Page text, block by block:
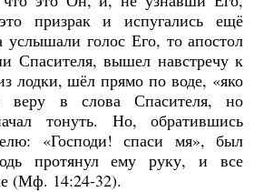
призрак и испугались ещё
услышали голос Его, то апостол
Спасителя, вышел навстречу к
лодки, шёл прямо по воде, «яко
веру в слова Спасителя, но
тонуть. Но, обратившись
«Господи! спаси мя», был
протянул ему руку, и все
(Мф. 14:24-32).